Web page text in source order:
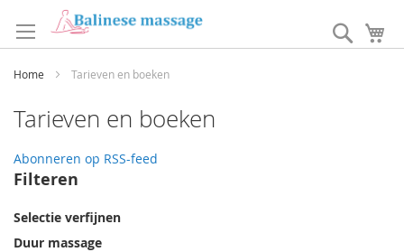
naar
de
Search
Home Tarieven en boeken
Tarieven en boeken
Abonneren op RSS-feed
Filteren
Selectie verfijnen
Duur massage